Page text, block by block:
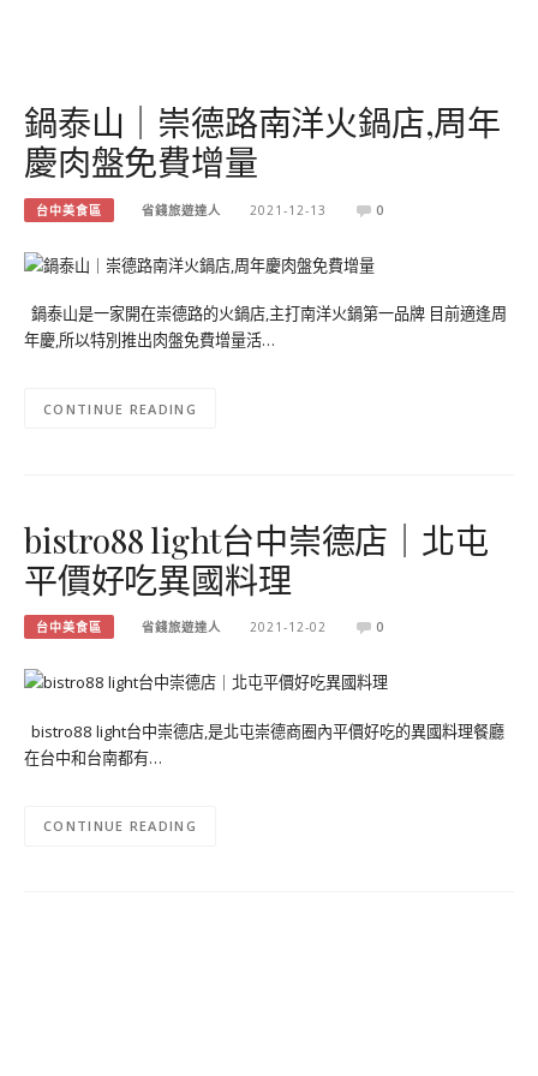
鍋泰山｜崇德路南洋火鍋店,周年
慶肉盤免費增量
台中美食區 省錢旅遊達人 2021-12-13 0
鍋泰山是一家開在崇德路的火鍋店,主打南洋火鍋第一品牌 目前適逢周
年慶,所以特別推出肉盤免費增量活…
CONTINUE READING
bistro88 light台中崇德店｜北屯
平價好吃異國料理
台中美食區 省錢旅遊達人 2021-12-02 0
bistro88 light台中崇德店,是北屯崇德商圈內平價好吃的異國料理餐廳
在台中和台南都有…
CONTINUE READING